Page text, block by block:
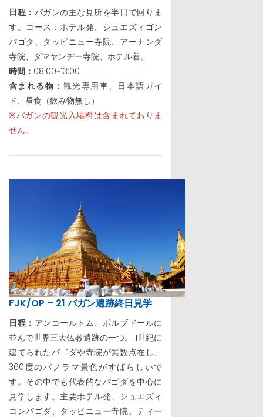
日程： パガンの主な見所を半日で回りま
す。コース：ホテル発、シュエズィゴン
パゴタ、タッピニュー寺院、アーナンダ
寺院、ダマヤンヂー寺院、ホテル着。
時間： 08:00~13:00
含まれる物： 観光専用車、日本語ガイ
ド、昼食（飲み物無し）
※バガンの観光入場料は含まれておりま
せん。
FJK/OP – 21 バガン遺跡終日見学
日程： アンコールトム、ボルブドールに
並んで世界三大仏教遺跡の一つ。11世紀に
建てられたパゴダや寺院が無数点在し、
360度のパノラマ景色がすばらしいで
す。その中でも代表的なパゴダを中心に
見学します。主要ホテル発、シュエズィ
コンパゴダ、タッピニュー寺院、ティー